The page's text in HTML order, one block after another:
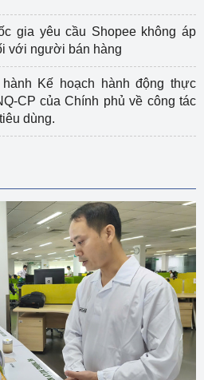
gia yêu cầu Shopee không áp
với người bán hàng
Kế hoạch hành động thực
CP của Chính phủ về công tác
dùng.